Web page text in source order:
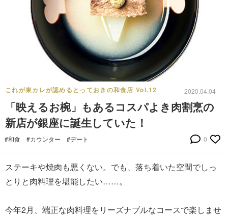
これが東カレが認めるとっておきの和食店 Vol.12 2020.04.04
「映えるお椀」もあるコスパよき肉割烹の
新店が銀座に誕生していた！
#和食 #カウンター #デート 0
ステーキや焼肉も悪くない。でも、落ち着いた空間でしっ
とりと肉料理を堪能したい……。
今年2月、端正な肉料理をリーズナブルなコースで楽しませ